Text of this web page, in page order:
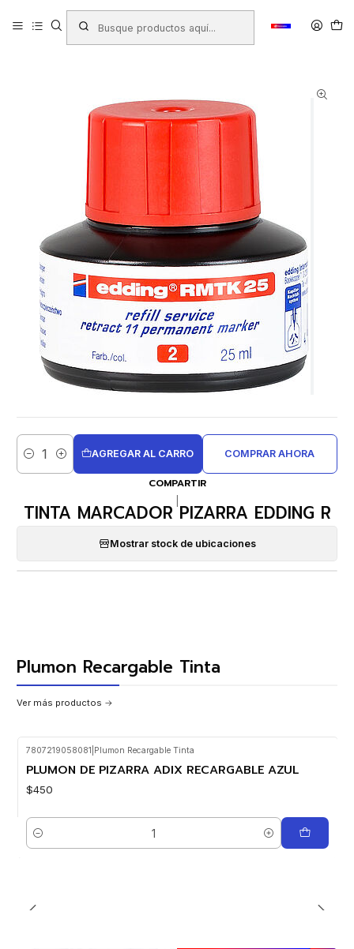
Productos LIBRERIA
Plumones Permanentes - Pizarra - Oleo Plumones de Pizarra
Plumon Recargable Tinta TINTA MARCADOR PIZARRA EDDING R
Cantidad
AGREGAR AL CARRO COMPRAR AHORA
COMPARTIR
TINTA MARCADOR PIZARRA EDDING R
Mostrar stock de ubicaciones
Plumon Recargable Tinta
Ver más productos
7807219058081 Plumon Recargable Tinta
PLUMON DE PIZARRA ADIX RECARGABLE AZUL
$450
Cantidad